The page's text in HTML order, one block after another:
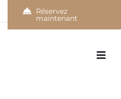
Réservez
maintenant